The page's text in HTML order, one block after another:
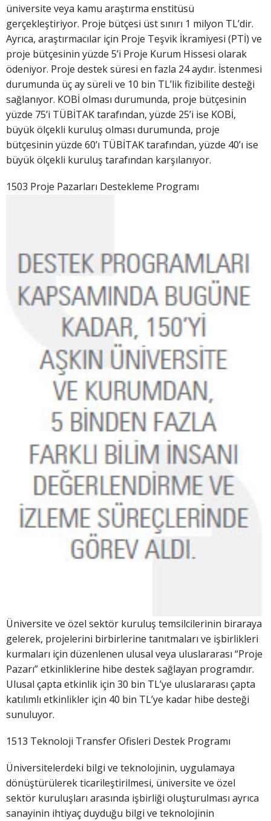
üniversite veya kamu araştırma enstitüsü
gerçekleştiriyor. Proje bütçesi üst sınırı 1 milyon TL’dir.
Ayrıca, araştırmacılar için Proje Teşvik İkramiyesi (PTİ) ve
proje bütçesinin yüzde 5’i Proje Kurum Hissesi olarak
ödeniyor. Proje destek süresi en fazla 24 aydır. İstenmesi
durumunda üç ay süreli ve 10 bin TL’lik fizibilite desteği
sağlanıyor. KOBİ olması durumunda, proje bütçesinin
yüzde 75’i TÜBİTAK tarafından, yüzde 25’i ise KOBİ,
büyük ölçekli kuruluş olması durumunda, proje
bütçesinin yüzde 60’ı TÜBİTAK tarafından, yüzde 40’ı ise
büyük ölçekli kuruluş tarafından karşılanıyor.
1503 Proje Pazarları Destekleme Programı
Üniversite ve özel sektör kuruluş temsilcilerinin biraraya
gelerek, projelerini birbirlerine tanıtmaları ve işbirlikleri
kurmaları için düzenlenen ulusal veya uluslararası “Proje
Pazarı” etkinliklerine hibe destek sağlayan programdır.
Ulusal çapta etkinlik için 30 bin TL’ye uluslararası çapta
katılımlı etkinlikler için 40 bin TL’ye kadar hibe desteği
sunuluyor.
1513 Teknoloji Transfer Ofisleri Destek Programı
Üniversitelerdeki bilgi ve teknolojinin, uygulamaya
dönüştürülerek ticarileştirilmesi, üniversite ve özel
sektör kuruluşları arasında işbirliği oluşturulması ayrıca
sanayinin ihtiyaç duyduğu bilgi ve teknolojinin